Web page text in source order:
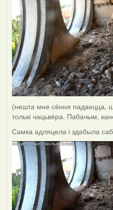
(нешта мне сёння падаецца,
толькі чацьвёра. Пабачым,
Самка адляцела і здабыла